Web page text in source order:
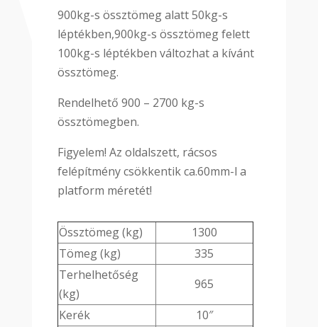
900kg-s össztömeg alatt 50kg-s
léptékben,900kg-s össztömeg felett
100kg-s léptékben változhat a kívánt
össztömeg.
Rendelhető 900 – 2700 kg-s
össztömegben.
Figyelem! Az oldalszett, rácsos
felépítmény csökkentik ca.60mm-l a
platform méretét!
Össztömeg (kg)
1300
Tömeg (kg)
335
Terhelhetőség
(kg)
965
Kerék
10″